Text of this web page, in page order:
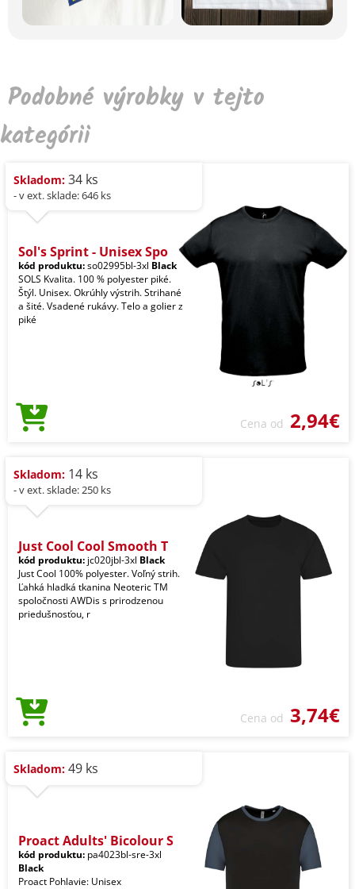
Podobné výrobky v tejto
kategórii
Skladom: 34 ks
- v ext. sklade: 646 ks
Sol's Sprint - Unisex Spo
kód produktu:so02995bl-3xl Black
SOLS Kvalita. 100 % polyester piké.
Štýl. Unisex. Okrúhly výstrih. Strihané
a šité. Vsadené rukávy. Telo a golier z
piké
Cena od 2,94€
Skladom: 14 ks
- v ext. sklade: 250 ks
Just Cool Cool Smooth T
kód produktu: jc020jbl-3xl Black
Just Cool 100% polyester. Voľný strih.
Ľahká hladká tkanina Neoteric TM
spoločnosti AWDis s prirodzenou
priedušnosťou, r
Cena od 3,74€
Skladom: 49 ks
Proact Adults' Bicolour S
kód produktu: pa4023bl-sre-3xl
Black
Proact Pohlavie: Unisex